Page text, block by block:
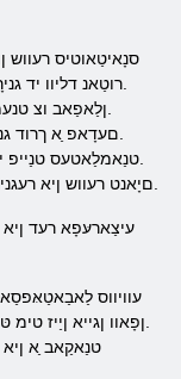
.רוטַאנ דליוו יד
.ןלַאפַאב וצ
.םעדָאפ ַא ךרוד
.טנַאמלַאטעס טנַייפ
.םיָאנט רעווש ןיא
.ןפָאוו ןגייא ןַייז
טנַאקַאב ַא ןיא